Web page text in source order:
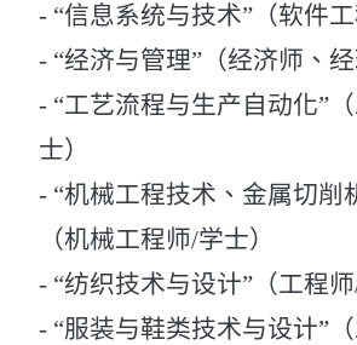
- “信息系统与技术”（软件工
- “经济与管理”（经济师、经
- “工艺流程与生产自动化”
士）
- “机械工程技术、金属切削
（机械工程师/学士）
- “纺织技术与设计”（工程师
- “服装与鞋类技术与设计”